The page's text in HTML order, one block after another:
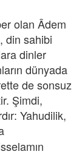
olan Âdem
din sahibi
dinler
dünyada
de sonsuz
Şimdi,
Yahudilik,